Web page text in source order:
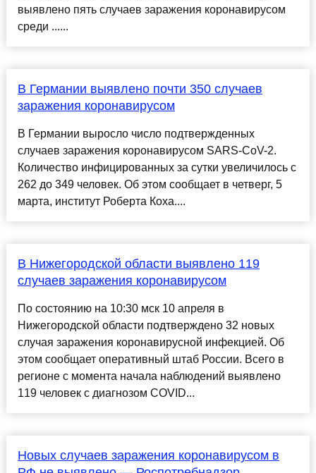
выявлено пять случаев заражения коронавирусом
среди ......
В Германии выявлено почти 350 случаев
заражения коронавирусом
В Германии выросло число подтвержденных
случаев заражения коронавирусом SARS-CoV-2.
Количество инфицированных за сутки увеличилось с
262 до 349 человек. Об этом сообщает в четверг, 5
марта, институт Роберта Коха....
В Нижегородской области выявлено 119
случаев заражения коронавирусом
По состоянию на 10:30 мск 10 апреля в
Нижегородской области подтверждено 32 новых
случая заражения коронавирусной инфекцией. Об
этом сообщает оперативный штаб России. Всего в
регионе с момента начала наблюдений выявлено
119 человек с диагнозом COVID...
Новых случаев заражения коронавирусом в